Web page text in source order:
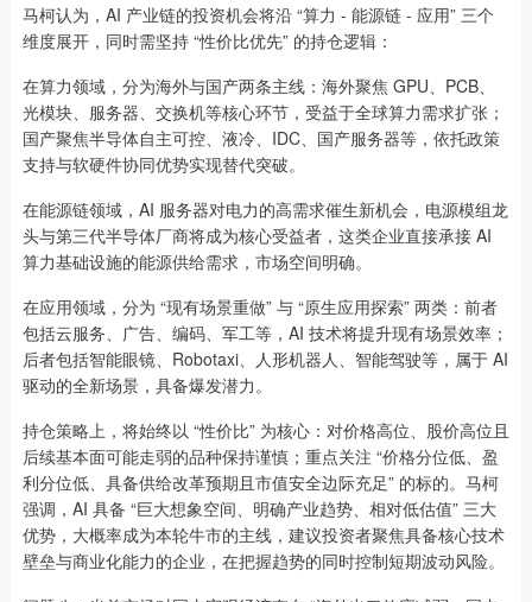
马柯认为，AI 产业链的投资机会将沿 “算力 - 能源链 - 应用” 三个
维度展开，同时需坚持 “性价比优先” 的持仓逻辑：
在算力领域，分为海外与国产两条主线：海外聚焦 GPU、PCB、
光模块、服务器、交换机等核心环节，受益于全球算力需求扩张；
国产聚焦半导体自主可控、液冷、IDC、国产服务器等，依托政策
支持与软硬件协同优势实现替代突破。
在能源链领域，AI 服务器对电力的高需求催生新机会，电源模组龙
头与第三代半导体厂商将成为核心受益者，这类企业直接承接 AI
算力基础设施的能源供给需求，市场空间明确。
在应用领域，分为 “现有场景重做” 与 “原生应用探索” 两类：前者
包括云服务、广告、编码、军工等，AI 技术将提升现有场景效率；
后者包括智能眼镜、Robotaxi、人形机器人、智能驾驶等，属于 AI
驱动的全新场景，具备爆发潜力。
持仓策略上，将始终以 “性价比” 为核心：对价格高位、股价高位且
后续基本面可能走弱的品种保持谨慎；重点关注 “价格分位低、盈
利分位低、具备供给改革预期且市值安全边际充足” 的标的。马柯
强调，AI 具备 “巨大想象空间、明确产业趋势、相对低估值” 三大
优势，大概率成为本轮牛市的主线，建议投资者聚焦具备核心技术
壁垒与商业化能力的企业，在把握趋势的同时控制短期波动风险。